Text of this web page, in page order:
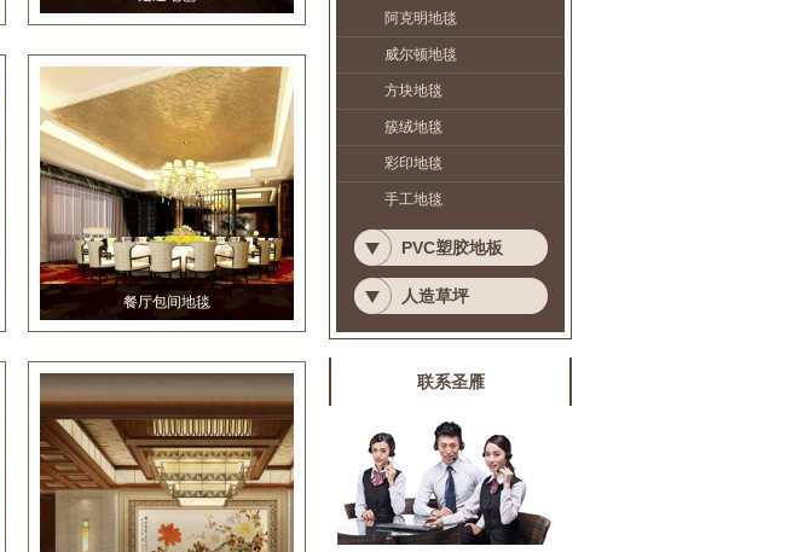
餐厅包间地毯
阿克明地毯
威尔顿地毯
方块地毯
簇绒地毯
彩印地毯
手工地毯
PVC塑胶地板
人造草坪
联系圣雁